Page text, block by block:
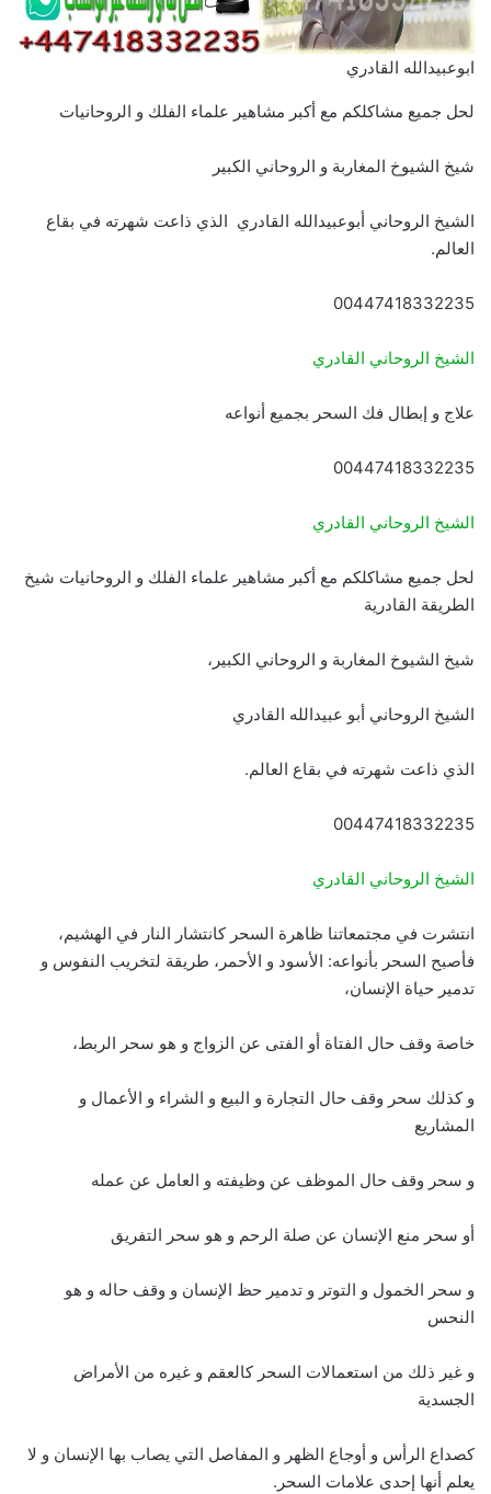
ابوعبيدالله القادري
لحل جميع مشاكلكم مع أكبر مشاهير علماء الفلك و الروحانيات
شيخ الشيوخ المغاربة و الروحاني الكبير
الشيخ الروحاني أبوعبيدالله القادري الذي ذاعت شهرته في بقاع
العالم.
00447418332235
الشيخ الروحاني القادري
علاج و إبطال فك السحر بجميع أنواعه
00447418332235
الشيخ الروحاني القادري
لحل جميع مشاكلكم مع أكبر مشاهير علماء الفلك و الروحانيات شيخ
الطريقة القادرية
شيخ الشيوخ المغاربة و الروحاني الكبير،
الشيخ الروحاني أبو عبيدالله القادري
الذي ذاعت شهرته في بقاع العالم.
00447418332235
الشيخ الروحاني القادري
انتشرت في مجتمعاتنا ظاهرة السحر كانتشار النار في الهشيم،
فأصبح السحر بأنواعه: الأسود و الأحمر، طريقة لتخريب النفوس و
تدمير حياة الإنسان،
خاصة وقف حال الفتاة أو الفتى عن الزواج و هو سحر الربط،
و كذلك سحر وقف حال التجارة و البيع و الشراء و الأعمال و
المشاريع
و سحر وقف حال الموظف عن وظيفته و العامل عن عمله
أو سحر منع الإنسان عن صلة الرحم و هو سحر التفريق
و سحر الخمول و التوتر و تدمير حظ الإنسان و وقف حاله و هو
النحس
و غير ذلك من استعمالات السحر كالعقم و غيره من الأمراض
الجسدية
كصداع الرأس و أوجاع الظهر و المفاصل التي يصاب بها الإنسان و لا
يعلم أنها إحدى علامات السحر.